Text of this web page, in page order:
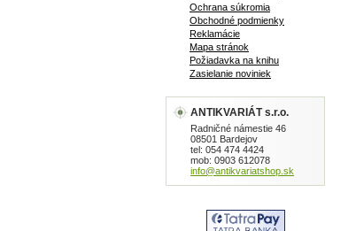
Ochrana súkromia
Obchodné podmienky
Reklamácie
Mapa stránok
Požiadavka na knihu
Zasielanie noviniek
ANTIKVARIÁT s.r.o.
Radničné námestie 46
08501 Bardejov
tel: 054 474 4424
mob: 0903 612078
info@antikvariatshop.sk